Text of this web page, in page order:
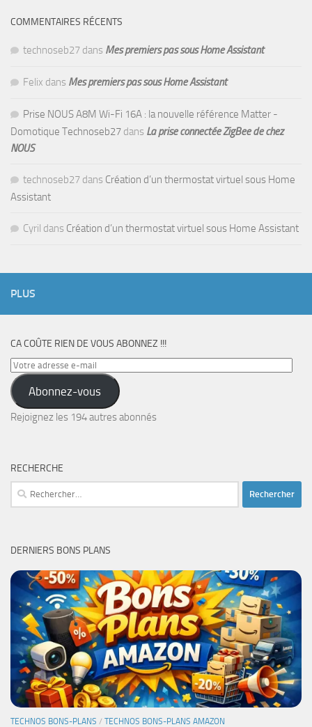
COMMENTAIRES RÉCENTS
technoseb27 dans Mes premiers pas sous Home Assistant
Felix dans Mes premiers pas sous Home Assistant
Prise NOUS A8M Wi-Fi 16A : la nouvelle référence Matter -
Domotique Technoseb27 dans La prise connectée ZigBee de chez
NOUS
technoseb27 dans Création d’un thermostat virtuel sous Home
Assistant
Cyril dans Création d’un thermostat virtuel sous Home Assistant
PLUS
CA COÛTE RIEN DE VOUS ABONNEZ !!!
Votre
adresse
e-
mail
Abonnez-vous
Rejoignez les 194 autres abonnés
RECHERCHE
Rechercher :
DERNIERS BONS PLANS
TECHNOS BONS-PLANS / TECHNOS BONS-PLANS AMAZON